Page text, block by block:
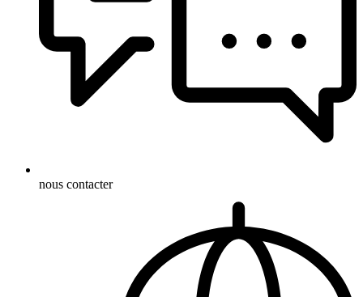
nous contacter